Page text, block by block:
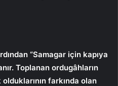
“Samagar için kapıya
Toplanan ordugâhların
farkında olan